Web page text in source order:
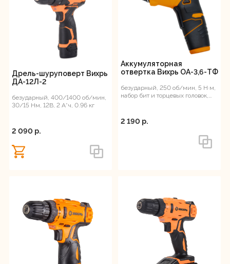
Дрель-шуруповерт Вихрь
ДА-12Л-2
безударный, 400/1400 об/мин,
30/15 Нм, 12В, 2 А*ч, 0.96 кг
2 090 p.
Аккумуляторная
отвертка Вихрь ОА-3,6-ТФ
безударный, 250 об/мин, 5 Н·м,
набор бит и торцевых головок,
2 190 p.